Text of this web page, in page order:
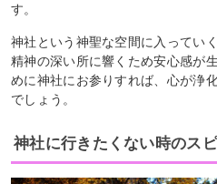
す。
神社という神聖な空間に入ってい
精神の深い所に響くため安心感が
めに神社にお参りすれば、心が浄
でしょう。
神社に行きたくない時のス